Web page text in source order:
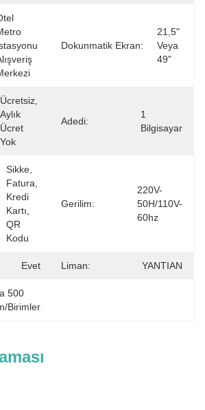
Dokunmatik Ekran:
21,5"
Veya
49"
Ücretsiz,
Aylık
Ücret
Yok
Adedi:
1
Bilgisayar
Sikke,
Fatura,
Kredi
Kartı,
QR
Kodu
Gerilim:
220V-
50H/110V-
60hz
Evet Liman: YANTIAN
500
Birimler